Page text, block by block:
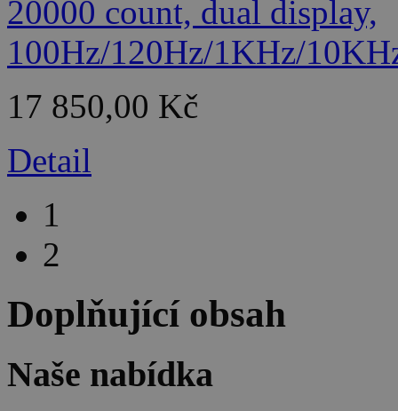
17 850,00 Kč
Detail
1
2
Doplňující obsah
Naše nabídka